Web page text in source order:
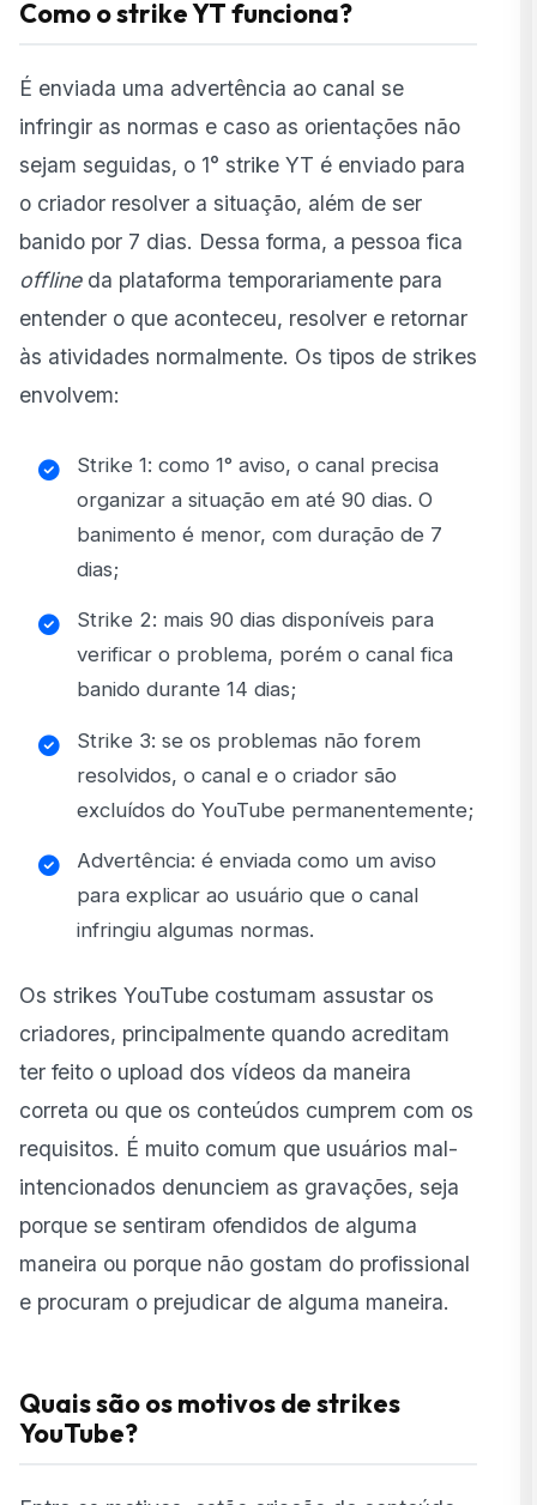
Como o strike YT funciona?
É enviada uma advertência ao canal se
infringir as normas e caso as orientações não
sejam seguidas, o 1° strike YT é enviado para
o criador resolver a situação, além de ser
banido por 7 dias. Dessa forma, a pessoa fica
offlineda plataforma temporariamente para
entender o que aconteceu, resolver e retornar
às atividades normalmente. Os tipos de strikes
envolvem:
Strike 1: como 1° aviso, o canal precisa
organizar a situação em até 90 dias. O
banimento é menor, com duração de 7
dias;
Strike 2: mais 90 dias disponíveis para
verificar o problema, porém o canal fica
banido durante 14 dias;
Strike 3: se os problemas não forem
resolvidos, o canal e o criador são
excluídos do YouTube permanentemente;
Advertência: é enviada como um aviso
para explicar ao usuário que o canal
infringiu algumas normas.
Os strikes YouTube costumam assustar os
criadores, principalmente quando acreditam
ter feito o upload dos vídeos da maneira
correta ou que os conteúdos cumprem com os
requisitos. É muito comum que usuários mal-
intencionados denunciem as gravações, seja
porque se sentiram ofendidos de alguma
maneira ou porque não gostam do profissional
e procuram o prejudicar de alguma maneira.
Quais são os motivos de strikes
YouTube?